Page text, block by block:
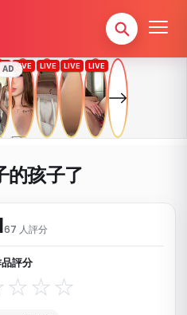
AD
的孩子了
67 人評分
評分